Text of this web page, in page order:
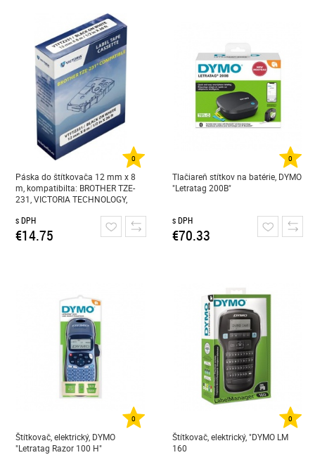
0
Páska do štítkovača 12 mm x 8
m, kompatibilta: BROTHER TZE-
231, VICTORIA TECHNOLOGY,
s DPH
€14.75
0
Tlačiareň stítkov na batérie, DYMO
"Letratag 200B"
s DPH
€70.33
0
Štítkovač, elektrický, DYMO
"Letratag Razor 100 H"
0
Štítkovač, elektrický, "DYMO LM
160